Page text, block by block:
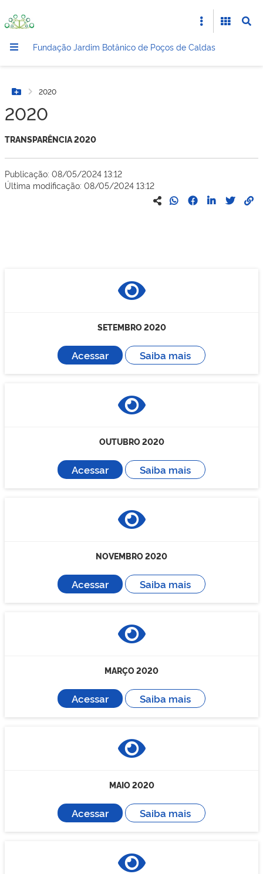
Fundação Jardim Botânico de Poços de Caldas
Botão Menu
2020
2020
TRANSPARÊNCIA 2020
Publicação: 08/05/2024 13:12
Última modificação: 08/05/2024 13:12
SETEMBRO 2020
Acessar Saiba mais
OUTUBRO 2020
Acessar Saiba mais
NOVEMBRO 2020
Acessar Saiba mais
MARÇO 2020
Acessar Saiba mais
MAIO 2020
Acessar Saiba mais